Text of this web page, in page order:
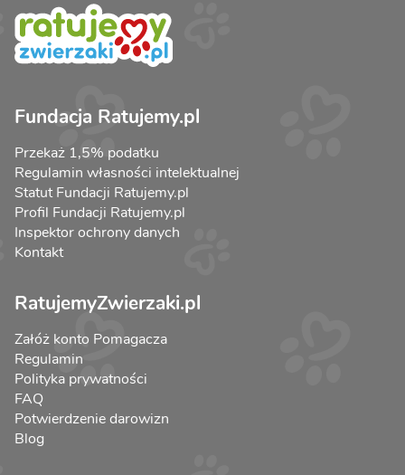
Fundacja Ratujemy.pl
Przekaż 1,5% podatku
Regulamin własności intelektualnej
Statut Fundacji Ratujemy.pl
Profil Fundacji Ratujemy.pl
Inspektor ochrony danych
Kontakt
RatujemyZwierzaki.pl
Załóż konto Pomagacza
Regulamin
Polityka prywatności
FAQ
Potwierdzenie darowizn
Blog